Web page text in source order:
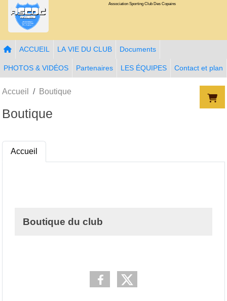
Association Sporting Club Des Copains
ACCUEIL LA VIE DU CLUB Documents
PHOTOS & VIDÉOS Partenaires LES ÉQUIPES Contact et plan
Accueil Boutique
Boutique
Accueil
Boutique du club
Panneau de gestion des cookies